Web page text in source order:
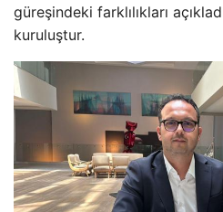
güreşindeki farklılıkları
kuruluştur.